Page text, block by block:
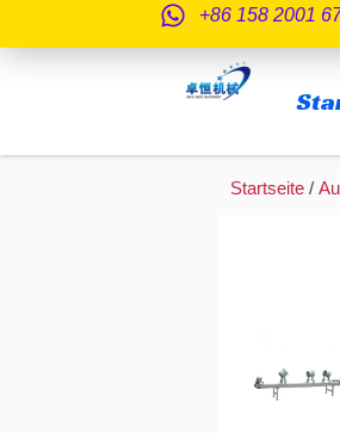
Inhalt
+86 158 2001
Startseite /